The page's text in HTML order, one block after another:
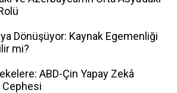
Dönüşüyor: Kaynak Egemenliği
mi?
ABD-Çin Yapay Zekâ
Cephesi